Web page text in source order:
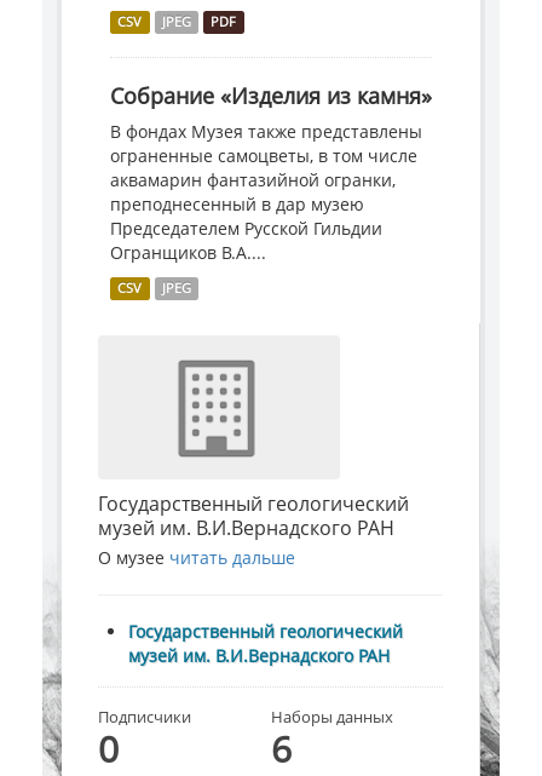
CSV JPEG PDF
Собрание «Изделия из камня»
В фондах Музея также представлены
ограненные самоцветы, в том числе
аквамарин фантазийной огранки,
преподнесенный в дар музею
Председателем Русской Гильдии
Огранщиков В.А....
CSV JPEG
Государственный геологический
музей им. В.И.Вернадского РАН
О музее читать дальше
Государственный геологический
музей им. В.И.Вернадского РАН
Подписчики
0
Наборы данных
6